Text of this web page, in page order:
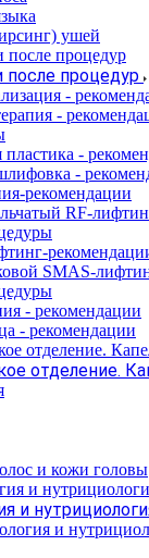
ушей
процедур
-
-
пластика -
-
рекомендации
RF-
SMAS-
- рекомендации
- рекомендации
отделение.
и кожи головы
и
и